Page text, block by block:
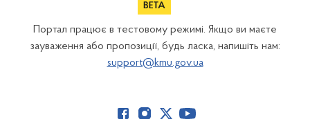
Портал працює в тестовому режимі. Якщо ви маєте
зауваження або пропозиції, будь ласка, напишіть нам:
support@kmu.gov.ua